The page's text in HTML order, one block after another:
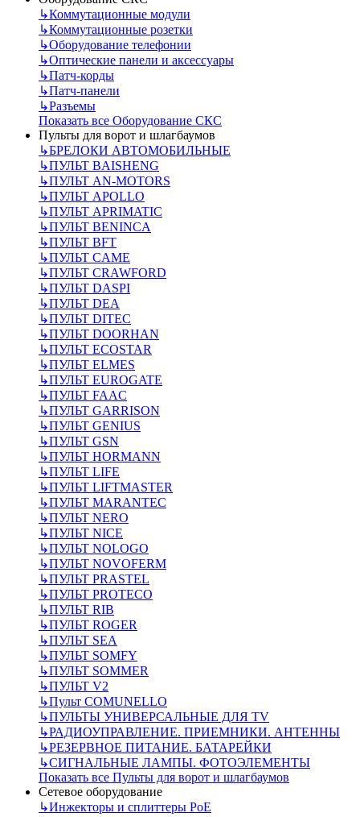
↳Коммутационные модули
↳Коммутационные розетки
↳Оборудование телефонии
↳Оптические панели и аксессуары
↳Патч-корды
↳Патч-панели
↳Разъемы
Показать все Оборудование СКС
Пульты для ворот и шлагбаумов
↳БРЕЛОКИ АВТОМОБИЛЬНЫЕ
↳ПУЛЬТ BAISHENG
↳ПУЛЬТ AN-MOTORS
↳ПУЛЬТ APOLLO
↳ПУЛЬТ APRIMATIC
↳ПУЛЬТ BENINCA
↳ПУЛЬТ BFT
↳ПУЛЬТ CAME
↳ПУЛЬТ CRAWFORD
↳ПУЛЬТ DASPI
↳ПУЛЬТ DEA
↳ПУЛЬТ DITEC
↳ПУЛЬТ DOORHAN
↳ПУЛЬТ ECOSTAR
↳ПУЛЬТ ELMES
↳ПУЛЬТ EUROGATE
↳ПУЛЬТ FAAC
↳ПУЛЬТ GARRISON
↳ПУЛЬТ GENIUS
↳ПУЛЬТ GSN
↳ПУЛЬТ HORMANN
↳ПУЛЬТ LIFE
↳ПУЛЬТ LIFTMASTER
↳ПУЛЬТ MARANTEC
↳ПУЛЬТ NERO
↳ПУЛЬТ NICE
↳ПУЛЬТ NOLOGO
↳ПУЛЬТ NOVOFERM
↳ПУЛЬТ PRASTEL
↳ПУЛЬТ PROTECO
↳ПУЛЬТ RIB
↳ПУЛЬТ ROGER
↳ПУЛЬТ SEA
↳ПУЛЬТ SOMFY
↳ПУЛЬТ SOMMER
↳ПУЛЬТ V2
↳Пульт СOMUNELLO
↳ПУЛЬТЫ УНИВЕРСАЛЬНЫЕ ДЛЯ TV
↳РАДИОУПРАВЛЕНИЕ. ПРИЕМНИКИ. АНТЕННЫ
↳РЕЗЕРВНОЕ ПИТАНИЕ. БАТАРЕЙКИ
↳СИГНАЛЬНЫЕ ЛАМПЫ. ФОТОЭЛЕМЕНТЫ
Показать все Пульты для ворот и шлагбаумов
Сетевое оборудование
↳Инжекторы и сплиттеры РоЕ